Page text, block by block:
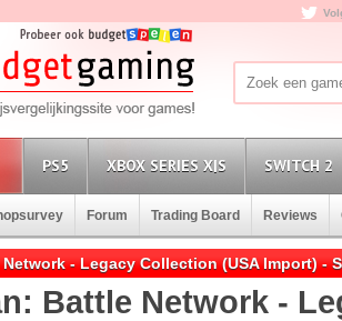
PS5 XBOX SERIES X|S SWITCH 2
Forum Trading Board Reviews
- Legacy Collection (USA Import) -
Battle Network -